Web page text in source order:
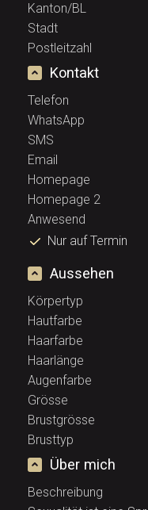
Kanton/BL
Stadt
Postleitzahl
Kontakt
Telefon
WhatsApp
SMS
Email
Homepage
Homepage 2
Anwesend
Nur auf Termin
Aussehen
Körpertyp
Hautfarbe
Haarfarbe
Haarlänge
Augenfarbe
Grösse
Brustgrösse
Brusttyp
Über mich
Beschreibung